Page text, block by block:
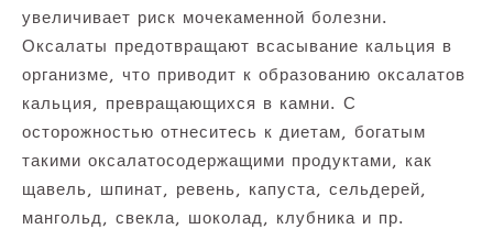
увеличивает риск мочекаменной болезни.
Оксалаты предотвращают всасывание кальция в
организме, что приводит к образованию оксалатов
кальция, превращающихся в камни. С
осторожностью отнеситесь к диетам, богатым
такими оксалатосодержащими продуктами, как
щавель, шпинат, ревень, капуста, сельдерей,
мангольд, свекла, шоколад, клубника и пр.